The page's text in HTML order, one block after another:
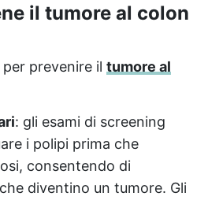
il tumore al colon
prevenire il tumore al
: gli esami di screening
i polipi prima che
consentendo di
diventino un tumore. Gli